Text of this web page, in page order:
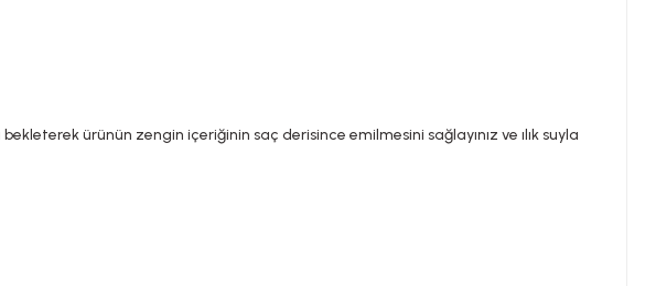
ürünün zengin içeriğinin saç derisince emilmesini sağlayınız ve ılık suyla